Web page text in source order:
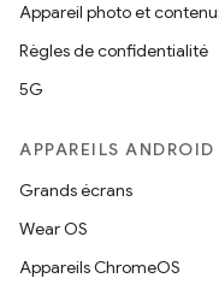
Appareil photo et
Règles de confidentialité
5G
APPAREILS ANDROID
Grands écrans
Wear OS
Appareils ChromeOS